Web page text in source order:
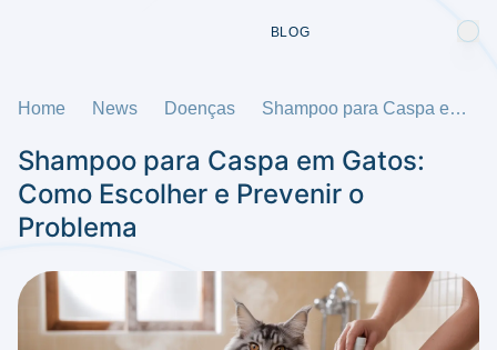
BLOG
Home News Doenças Shampoo para Caspa em Gatos: Como Escolher e Prevenir o Problema
Shampoo para Caspa em Gatos:
Como Escolher e Prevenir o
Problema